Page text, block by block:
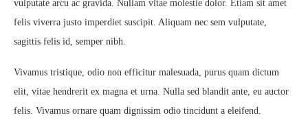
vulputate arcu ac gravida. Nullam vitae molestie dolor. Etiam sit amet
felis viverra justo imperdiet suscipit. Aliquam nec sem vulputate,
sagittis felis id, semper nibh.
Vivamus tristique, odio non efficitur malesuada, purus quam dictum
elit, vitae hendrerit ex magna et urna. Nulla sed blandit ante, eu auctor
felis. Vivamus ornare quam dignissim odio tincidunt a eleifend.